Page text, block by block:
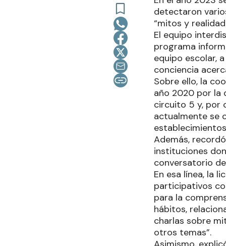
detectaron
“mitos y
El equipo
programa
equipo escolar,
conciencia
Sobre ello, la
año 2020 por la
circuito 5 y, por
actualmente se
Además,
instituciones
conversatorio
En esa línea, la
participativos
para la
hábitos,
charlas sobre
otros temas”.